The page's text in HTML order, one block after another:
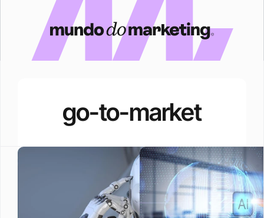
go-to-market